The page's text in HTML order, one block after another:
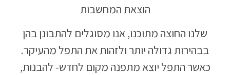
הוצאת המחשבות
שלנו החוצה מתוכנו, אנו מסוגלים להתבונן בהן
בבהירות גדולה יותר ולזהות את התפל מהעיקר.
כאשר התפל יוצא מתפנה מקום לחדש- להבנות,